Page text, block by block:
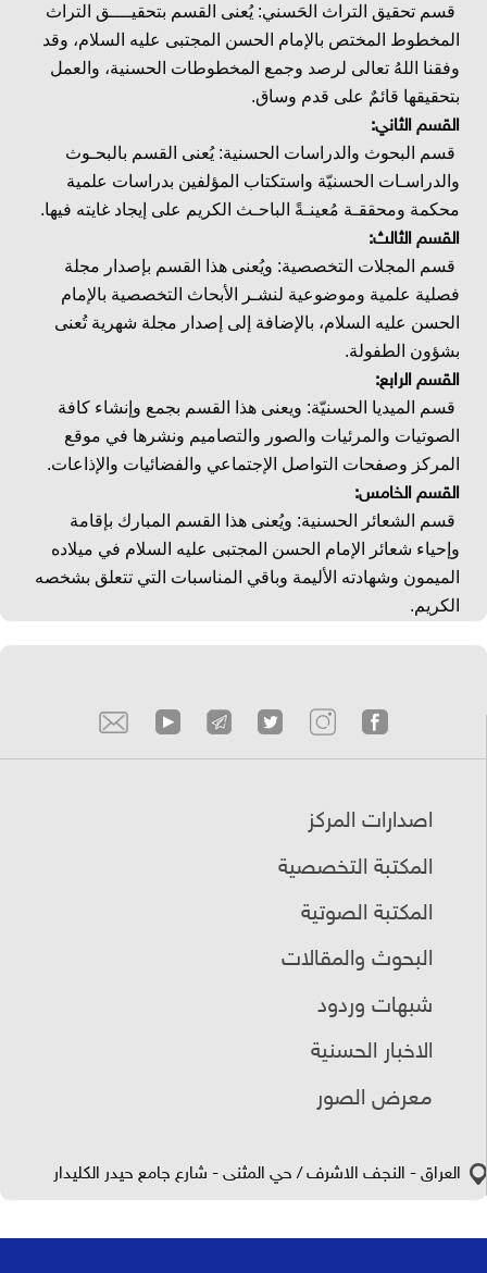
قسم تحقيق التراث الحَسني: يُعنى القسم بتحقيــــق التراث
المخطوط المختص بالإمام الحسن المجتبى عليه السلام، وقد
وفقنا اللهُ تعالى لرصد وجمع المخطوطات الحسنية، والعمل
بتحقيقها قائمٌ على قدم وساق.
القسم الثاني:
قسم البحوث والدراسات الحسنية: يُعنى القسم بالبحـوث
والدراسـات الحسنيّة واستكتاب المؤلفين بدراسات علمية
محكمة ومحققـة مُعينـةً الباحـث الكريم على إيجاد غايته فيها.
القسم الثالث:
قسم المجلات التخصصية: ويُعنى هذا القسم بإصدار مجلة
فصلية علمية وموضوعية لنشـر الأبحاث التخصصية بالإمام
الحسن عليه السلام، بالإضافة إلى إصدار مجلة شهرية تُعنى
بشؤون الطفولة.
القسم الرابع:
قسم الميديا الحسنيّة: ويعنى هذا القسم بجمع وإنشاء كافة
الصوتيات والمرئيات والصور والتصاميم ونشرها في موقع
المركز وصفحات التواصل الإجتماعي والفضائيات والإذاعات.
القسم الخامس:
قسم الشعائر الحسنية: ويُعنى هذا القسم المبارك بإقامة
وإحياء شعائر الإمام الحسن المجتبى عليه السلام في ميلاده
الميمون وشهادته الأليمة وباقي المناسبات التي تتعلق بشخصه
الكريم.
اصدارات المركز
المكتبة التخصصية
المكتبة الصوتية
البحوث والمقالات
شبهات وردود
الاخبار الحسنية
معرض الصور
العراق - النجف الاشرف / حي المثنى - شارع جامع حيدر الكليدار